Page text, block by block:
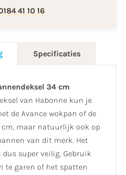
41 10 16
Specificaties
34 cm
van Habonne kun je
de Avance wokpan of de
cm, maar natuurlijk ook op
van dit merk. Het
super veilig. Gebruik
te garen of het spatten